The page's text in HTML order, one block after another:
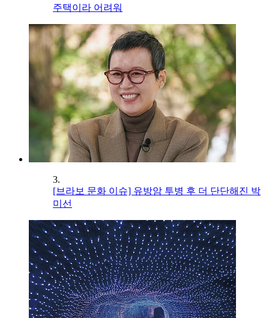
주택이라 어려워
3.
[브라보 문화 이슈] 유방암 투병 후 더 단단해진 박
미선